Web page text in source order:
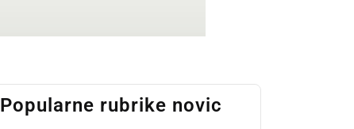
Popularne rubrike novic